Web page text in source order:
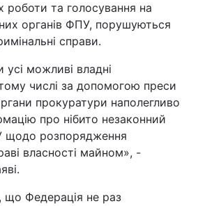
та голосування на
органів ФПУ, порушуються
справи.
можливі владні
числі за допомогою преси
прокуратури наполегливо
про нібито незаконний
щодо розпорядження
власності майном», -
Федерація не раз